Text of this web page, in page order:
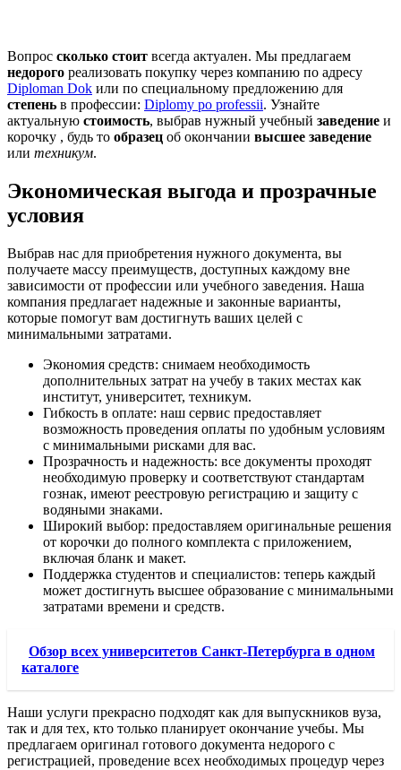
Вопрос сколько стоит всегда актуален. Мы предлагаем
недорого реализовать покупку через компанию по адресу
Diploman Dok или по специальному предложению для
степень в профессии: Diplomy po professii. Узнайте
актуальную стоимость, выбрав нужный учебный заведение и
корочку , будь то образец об окончании высшее заведение
или техникум.
Экономическая выгода и прозрачные
условия
Выбрав нас для приобретения нужного документа, вы
получаете массу преимуществ, доступных каждому вне
зависимости от профессии или учебного заведения. Наша
компания предлагает надежные и законные варианты,
которые помогут вам достигнуть ваших целей с
минимальными затратами.
Экономия средств: снимаем необходимость
дополнительных затрат на учебу в таких местах как
институт, университет, техникум.
Гибкость в оплате: наш сервис предоставляет
возможность проведения оплаты по удобным условиям
с минимальными рисками для вас.
Прозрачность и надежность: все документы проходят
необходимую проверку и соответствуют стандартам
гознак, имеют реестровую регистрацию и защиту с
водяными знаками.
Широкий выбор: предоставляем оригинальные решения
от корочки до полного комплекта с приложением,
включая бланк и макет.
Поддержка студентов и специалистов: теперь каждый
может достигнуть высшее образование с минимальными
затратами времени и средств.
Обзор всех университетов Санкт-Петербурга в одном
каталоге
Наши услуги прекрасно подходят как для выпускников вуза,
так и для тех, кто только планирует окончание учебы. Мы
предлагаем оригинал готового документа недорого с
регистрацией, проведение всех необходимых процедур через